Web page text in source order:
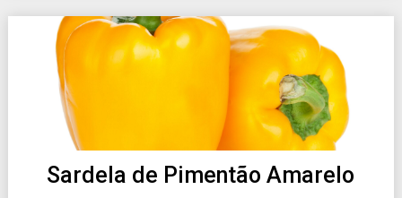
Sardela de Pimentão Amarelo